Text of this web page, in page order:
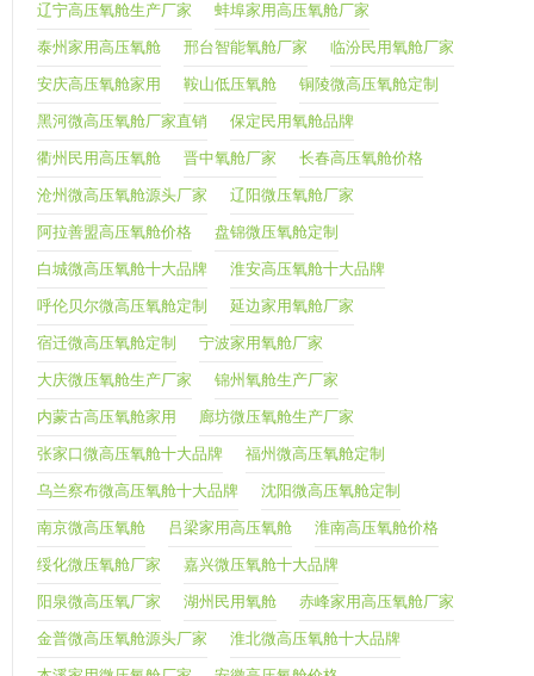
辽宁高压氧舱生产厂家 蚌埠家用高压氧舱厂家
泰州家用高压氧舱 邢台智能氧舱厂家 临汾民用氧舱厂家
安庆高压氧舱家用 鞍山低压氧舱 铜陵微高压氧舱定制
黑河微高压氧舱厂家直销 保定民用氧舱品牌
衢州民用高压氧舱 晋中氧舱厂家 长春高压氧舱价格
沧州微高压氧舱源头厂家 辽阳微压氧舱厂家
阿拉善盟高压氧舱价格 盘锦微压氧舱定制
白城微高压氧舱十大品牌 淮安高压氧舱十大品牌
呼伦贝尔微高压氧舱定制 延边家用氧舱厂家
宿迁微高压氧舱定制 宁波家用氧舱厂家
大庆微压氧舱生产厂家 锦州氧舱生产厂家
内蒙古高压氧舱家用 廊坊微压氧舱生产厂家
张家口微高压氧舱十大品牌 福州微高压氧舱定制
乌兰察布微高压氧舱十大品牌 沈阳微高压氧舱定制
南京微高压氧舱 吕梁家用高压氧舱 淮南高压氧舱价格
绥化微压氧舱厂家 嘉兴微压氧舱十大品牌
阳泉微高压氧厂家 湖州民用氧舱 赤峰家用高压氧舱厂家
金普微高压氧舱源头厂家 淮北微高压氧舱十大品牌